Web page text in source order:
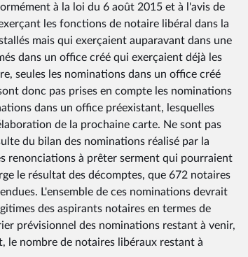
à la loi du 6 août 2015 et à l'avis de
les fonctions de notaire libéral dans la
mais qui exerçaient auparavant dans une
dans un office créé qui exerçaient déjà les
seules les nominations dans un office créé
donc pas prises en compte les nominations
dans un office préexistant, lesquelles
de la prochaine carte. Ne sont pas
du bilan des nominations réalisé par la
renonciations à prêter serment qui pourraient
le résultat des décomptes, que 672 notaires
L'ensemble de ces nominations devrait
des aspirants notaires en termes de
prévisionnel des nominations restant à venir,
le nombre de notaires libéraux restant à